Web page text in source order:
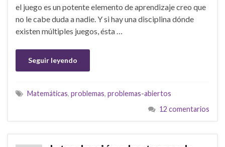
el juego es un potente elemento de aprendizaje creo que
no le cabe duda a nadie. Y si hay una disciplina dónde
existen múltiples juegos, ésta …
Seguir leyendo
Matemáticas, problemas, problemas-abiertos
12 comentarios